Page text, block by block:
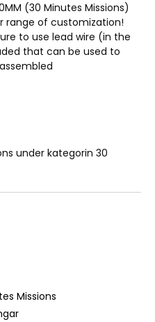
(30 Minutes Missions)
range of customization!
to use lead wire (in the
that can be used to
under kategorin 30
Missions